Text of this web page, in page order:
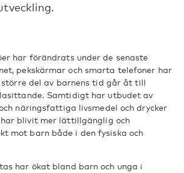
har förändrats under de senaste
pekskärmar och smarta telefoner har
del av barnens tid går åt till
Samtidigt har utbudet av
näringsfattiga livsmedel och drycker
blivit mer lättillgänglig och
mot barn både i den fysiska och
har ökat bland barn och unga i